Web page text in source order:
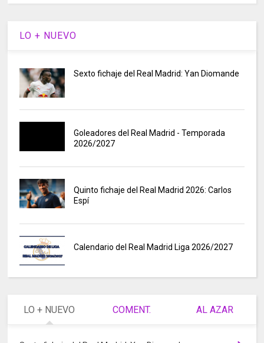
LO + NUEVO
Sexto fichaje del Real Madrid: Yan Diomande
Goleadores del Real Madrid - Temporada
2026/2027
Quinto fichaje del Real Madrid 2026: Carlos
Espí
Calendario del Real Madrid Liga 2026/2027
LO + NUEVO COMENT. AL AZAR